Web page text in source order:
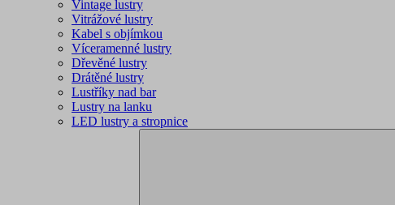
Vintage lustry
Vitrážové lustry
Kabel s objímkou
Víceramenné lustry
Dřevěné lustry
Drátěné lustry
Lustříky nad bar
Lustry na lanku
LED lustry a stropnice